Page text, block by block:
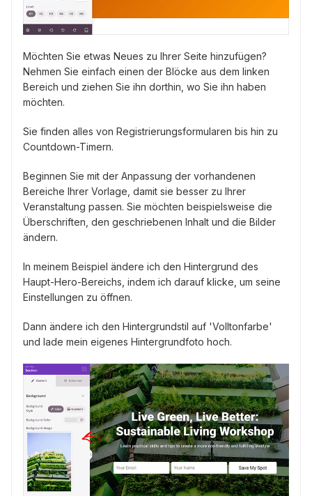
Möchten Sie etwas Neues zu Ihrer Seite hinzufügen?
Nehmen Sie einfach einen der Blöcke aus dem linken
Bereich und ziehen Sie ihn dorthin, wo Sie ihn haben
möchten.
Sie finden alles von Registrierungsformularen bis hin zu
Countdown-Timern.
Beginnen Sie mit der Anpassung der vorhandenen
Bereiche Ihrer Vorlage, damit sie besser zu Ihrer
Veranstaltung passen. Sie möchten beispielsweise die
Überschriften, den geschriebenen Inhalt und die Bilder
ändern.
In meinem Beispiel ändere ich den Hintergrund des
Haupt-Hero-Bereichs, indem ich darauf klicke, um seine
Einstellungen zu öffnen.
Dann ändere ich den Hintergrundstil auf 'Volltonfarbe'
und lade mein eigenes Hintergrundfoto hoch.